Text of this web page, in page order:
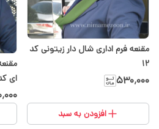
مقنعه فرم اداری شال دار زیتونی کد
۱۲
۵۳۰٬۰۰۰
افزودن به سبد
ای کد